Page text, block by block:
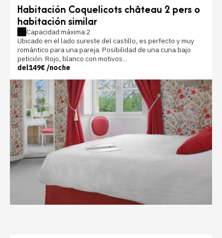
Habitación Coquelicots château 2 pers o
habitación similar
Capacidad máxima:2
Ubicado en el lado sureste del castillo, es perfecto y muy
romántico para una pareja. Posibilidad de una cuna bajo
petición. Rojo, blanco con motivos...
del149€ /noche